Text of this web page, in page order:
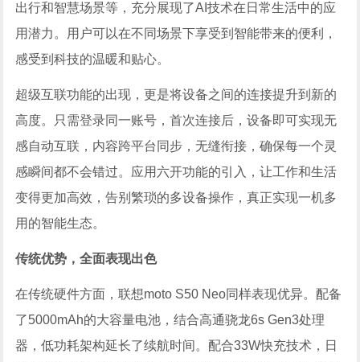
出行和智慧场景等，充分展现了AI技术在日常生活中的应
用潜力。用户可以在不同场景下享受到智能带来的便利，
感受到科技的温暖和贴心。
超级互联功能的出现，更是将设备之间的连接提升到新的
高度。只需登录同一账号，首次连接后，设备即可实现无
感自动互联，内容跨平台同步，无缝衔接，确保每一个灵
感瞬间都不会错过。应用六开功能的引入，让工作和生活
变得更加高效，告别繁琐的多设备操作，真正实现一机多
用的智能生态。
传统优势，全面表现出色
在传统硬件方面，联想moto S50 Neo同样表现优异。配备
了5000mAh的大容量电池，结合高通骁龙6s Gen3处理
器，低功耗架构延长了续航时间。配合33W快充技术，日